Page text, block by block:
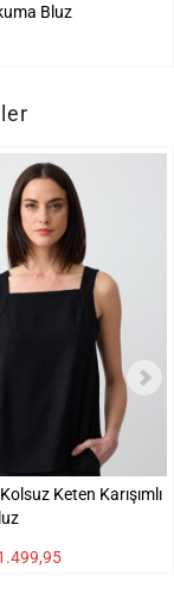
Bluz
Keten Karışımlı